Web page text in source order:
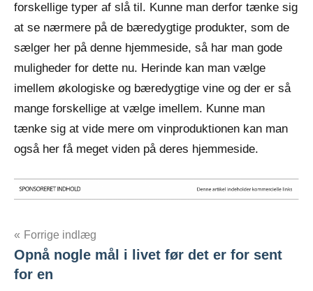
forskellige typer af slå til. Kunne man derfor tænke sig
at se nærmere på de bæredygtige produkter, som de
sælger her på denne hjemmeside, så har man gode
muligheder for dette nu. Herinde kan man vælge
imellem økologiske og bæredygtige vine og der er så
mange forskellige at vælge imellem. Kunne man
tænke sig at vide mere om vinproduktionen kan man
også her få meget viden på deres hjemmeside.
Indlægsnavigation
Forrige indlæg
Opnå nogle mål i livet før det er for sent
for en